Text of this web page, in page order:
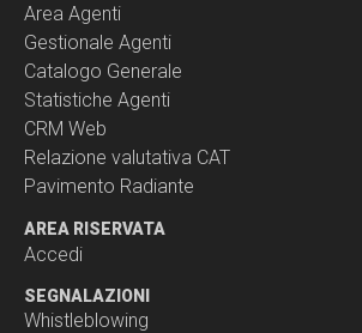
Area Agenti
Gestionale Agenti
Catalogo Generale
Statistiche Agenti
CRM Web
Relazione valutativa CAT
Pavimento Radiante
AREA RISERVATA
Accedi
SEGNALAZIONI
Whistleblowing